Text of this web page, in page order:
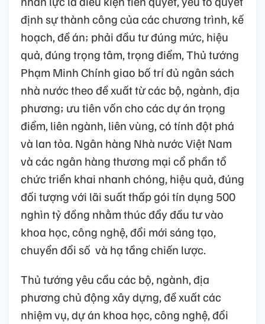
định sự thành công của các chương trình, kế
hoạch, đề án; phải đầu tư đúng mức, hiệu
quả, đúng trọng tâm, trọng điểm, Thủ tướng
Phạm Minh Chính giao bố trí đủ ngân sách
nhà nước theo đề xuất từ các bộ, ngành, địa
phương; ưu tiên vốn cho các dự án trọng
điểm, liên ngành, liên vùng, có tính đột phá
và lan tỏa. Ngân hàng Nhà nước Việt Nam
và các ngân hàng thương mại cổ phần tổ
chức triển khai nhanh chóng, hiệu quả, đúng
đối tượng với lãi suất thấp gói tín dụng 500
nghìn tỷ đồng nhằm thúc đẩy đầu tư vào
khoa học, công nghệ, đổi mới sáng tạo,
chuyển đổi số và hạ tầng chiến lược.
Thủ tướng yêu cầu các bộ, ngành, địa
phương chủ động xây dựng, đề xuất các
nhiệm vụ, dự án khoa học, công nghệ, đổi